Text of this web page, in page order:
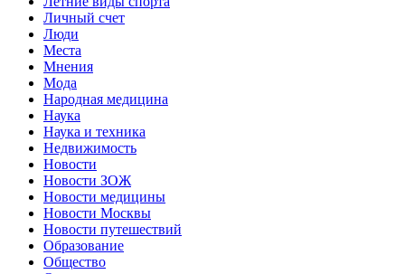
Личный счет
Люди
Места
Мнения
Мода
Народная медицина
Наука
Наука и техника
Недвижимость
Новости
Новости ЗОЖ
Новости медицины
Новости Москвы
Новости путешествий
Образование
Общество